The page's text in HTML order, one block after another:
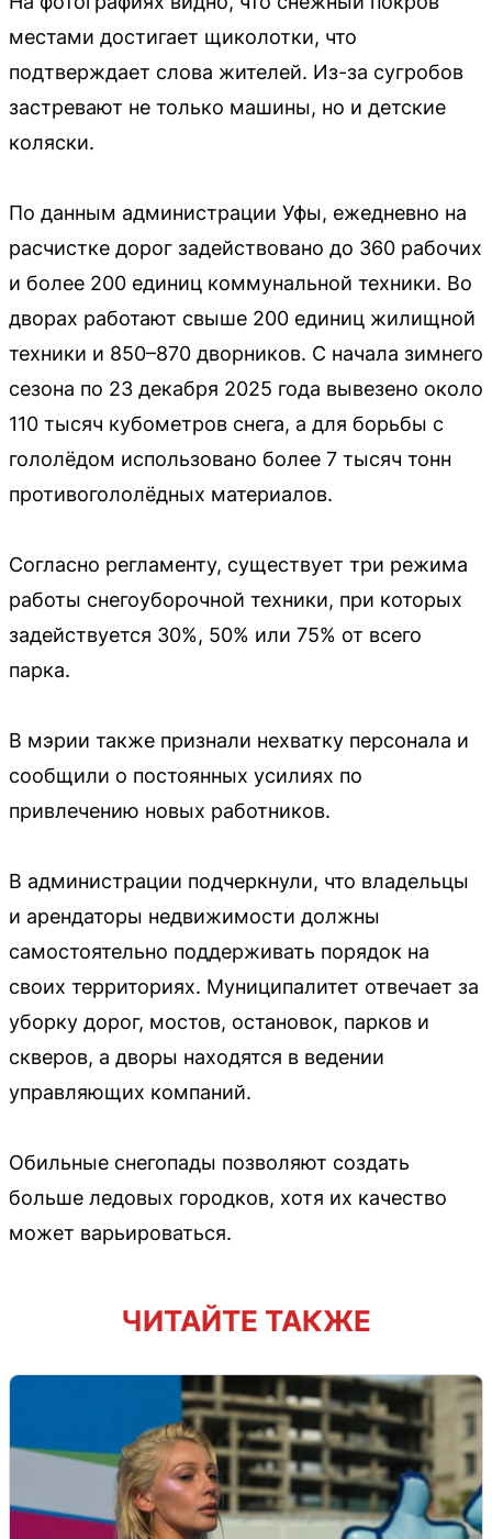
местами достигает щиколотки, что
подтверждает слова жителей. Из-за сугробов
застревают не только машины, но и детские
коляски.
По данным администрации Уфы, ежедневно на
расчистке дорог задействовано до 360 рабочих
и более 200 единиц коммунальной техники. Во
дворах работают свыше 200 единиц жилищной
техники и 850–870 дворников. С начала зимнего
сезона по 23 декабря 2025 года вывезено около
110 тысяч кубометров снега, а для борьбы с
гололёдом использовано более 7 тысяч тонн
противогололёдных материалов.
Согласно регламенту, существует три режима
работы снегоуборочной техники, при которых
задействуется 30%, 50% или 75% от всего
парка.
В мэрии также признали нехватку персонала и
сообщили о постоянных усилиях по
привлечению новых работников.
В администрации подчеркнули, что владельцы
и арендаторы недвижимости должны
самостоятельно поддерживать порядок на
своих территориях. Муниципалитет отвечает за
уборку дорог, мостов, остановок, парков и
скверов, а дворы находятся в ведении
управляющих компаний.
Обильные снегопады позволяют создать
больше ледовых городков, хотя их качество
может варьироваться.
ЧИТАЙТЕ ТАКЖЕ